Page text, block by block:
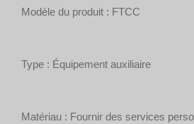
Modèle du produit : FTCC
Type : Équipement auxiliaire
Matériau : Fournir des services